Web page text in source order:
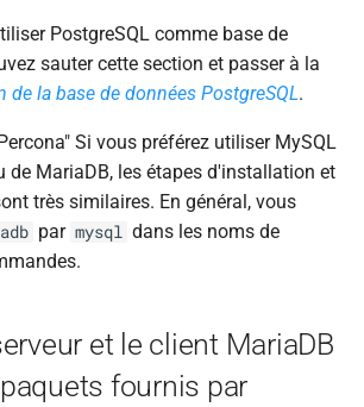
database
PostgreSQL comme base de
sauter cette section et passer à la
de la base de données PostgreSQL.
Si vous préférez utiliser MySQL
de MariaDB, les étapes d'installation et
très similaires. En général, vous
par mysql dans les noms de
et le client MariaDB
fournis par